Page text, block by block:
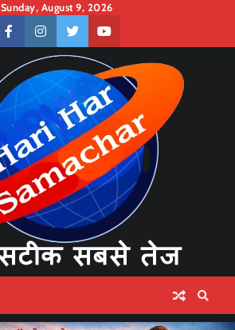
Sunday, August 9, 2026
facebookinstagramtwitteryoutube